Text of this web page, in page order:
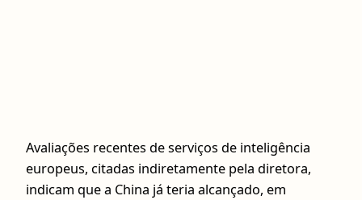
Avaliações recentes de serviços de inteligência
europeus, citadas indiretamente pela diretora,
indicam que a China já teria alcançado, em